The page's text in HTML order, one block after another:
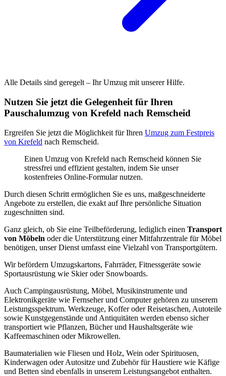
Alle Details sind geregelt – Ihr Umzug mit unserer Hilfe.
Nutzen Sie jetzt die Gelegenheit für Ihren
Pauschalumzug von Krefeld nach Remscheid
Ergreifen Sie jetzt die Möglichkeit für Ihren Umzug zum Festpreis
von Krefeld nach Remscheid.
Einen Umzug von Krefeld nach Remscheid können Sie
stressfrei und effizient gestalten, indem Sie unser
kostenfreies Online-Formular nutzen.
Durch diesen Schritt ermöglichen Sie es uns, maßgeschneiderte
Angebote zu erstellen, die exakt auf Ihre persönliche Situation
zugeschnitten sind.
Ganz gleich, ob Sie eine Teilbeförderung, lediglich einen Transport
von Möbeln oder die Unterstützung einer Mitfahrzentrale für Möbel
benötigen, unser Dienst umfasst eine Vielzahl von Transportgütern.
Wir befördern Umzugskartons, Fahrräder, Fitnessgeräte sowie
Sportausrüstung wie Skier oder Snowboards.
Auch Campingausrüstung, Möbel, Musikinstrumente und
Elektronikgeräte wie Fernseher und Computer gehören zu unserem
Leistungsspektrum. Werkzeuge, Koffer oder Reisetaschen, Autoteile
sowie Kunstgegenstände und Antiquitäten werden ebenso sicher
transportiert wie Pflanzen, Bücher und Haushaltsgeräte wie
Kaffeemaschinen oder Mikrowellen.
Baumaterialien wie Fliesen und Holz, Wein oder Spirituosen,
Kinderwagen oder Autositze und Zubehör für Haustiere wie Käfige
und Betten sind ebenfalls in unserem Leistungsangebot enthalten.